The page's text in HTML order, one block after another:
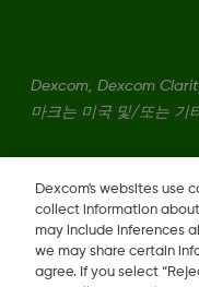
Dexcom, Dexcom
마크는 미국 및/또는 기
MAT-1912, LBL-
Dexcom's websites use
collect information
may include inferences
we may share certain
agree. If you select